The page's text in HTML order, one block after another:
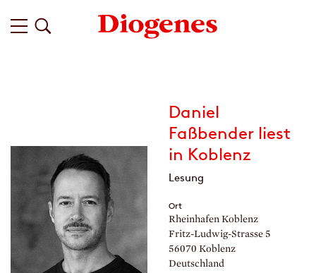
Daniel
Faßbender liest
in Koblenz
Lesung
Ort
Rheinhafen Koblenz
Fritz-Ludwig-Strasse 5
56070 Koblenz
Deutschland